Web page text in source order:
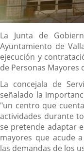
Descripción
La Junta de
Ayuntamiento de
ejecución y
de Personas Mayores
La concejala de
señalado la
"un centro que
actividades durante
se pretende adaptar
mayores que acude
las demandas de los